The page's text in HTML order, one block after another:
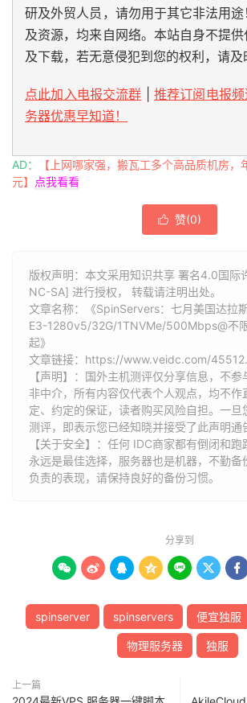
研及外贸人员，请勿用于其它非法用
及资源，均来自网络。本站自身不提
及下载，若无意侵犯到您的权利，请及
点此加入电报交流群
推荐订阅电报
务器优惠早知道！
AD：
【上网哪家强，搬瓦工多个高品质机房
元】
点我看看
 赞(0)
版权声明：本文采用知识共享 署名4.0国际
NC-SA] 进行授权， 转载请注明出处。
文章名称：《SpinServers：七月美国达拉
E3-1280v5/32G/1TNVMe/500Mbps@不
起》
文章链接： https://www.veidc.com/
【声明】：国外主机测评仅分享信息，不
非中介，所有内容仅代表个人观点，均不作
定、约定的保证，读者购买风险自担。一旦
测评，即表示您已经知晓并接受了此声明通
【关于安全】：任何 IDC商家都有倒闭和
永远是最佳选择，服务器也是机器，不勤备
负责的表现，请保持良好的备份习惯。
分享到
      
spinserver spinservers 便宜独服
物理服务器 独服
上一篇